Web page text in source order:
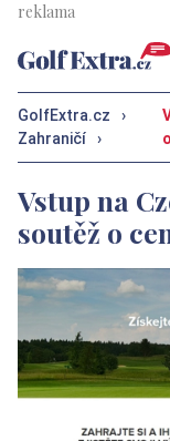
GolfExtra.cz
›
Zahraničí
›
Vstup na
soutěž o